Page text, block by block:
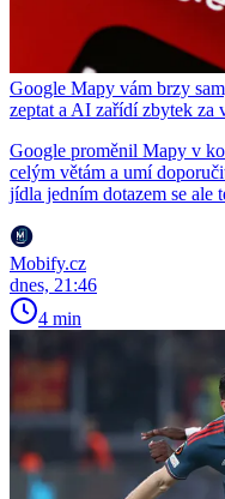
Google Mapy vám brzy
zeptat a AI zařídí zbytek za
Google proměnil Mapy v
celým větám a umí
jídla jedním dotazem se ale
Mobify.cz
dnes, 21:46
4 min